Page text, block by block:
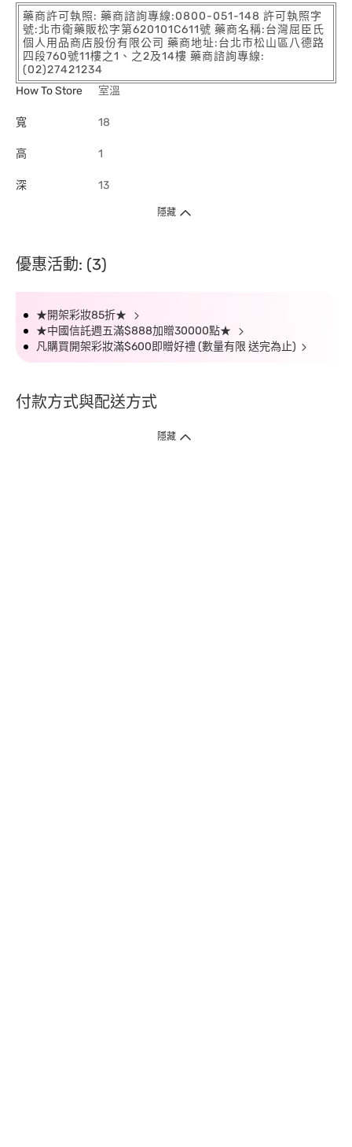
藥商許可執照: 藥商諮詢專線:0800-051-148 許可執照字
號:北市衛藥販松字第620101C611號 藥商名稱:台灣屈臣氏
個人用品商店股份有限公司 藥商地址:台北市松山區八德路
四段760號11樓之1、之2及14樓 藥商諮詢專線:
(02)27421234
How To Store
室溫
寬 18
高 1
深 13
隱藏
優惠活動: (3)
★開架彩妝85折★
★中國信託週五滿$888加贈30000點★
凡購買開架彩妝滿$600即贈好禮 (數量有限 送完為止)
付款方式與配送方式
隱藏